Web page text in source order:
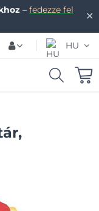
✕
– fedezze fel
HU